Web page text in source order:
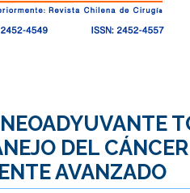
DEL
AVANZADO